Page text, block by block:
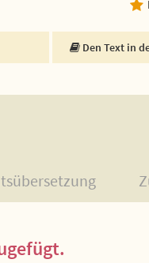
Den Text in